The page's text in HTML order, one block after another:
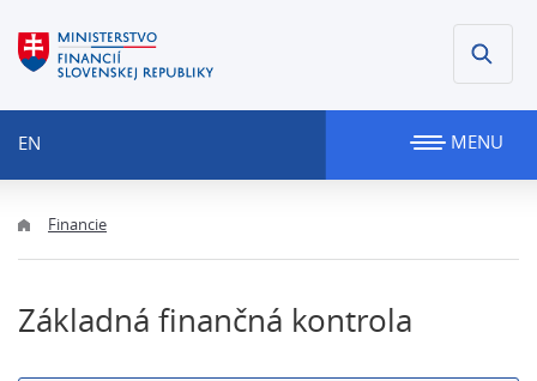
EN MENU
Financie
Základná finančná kontrola